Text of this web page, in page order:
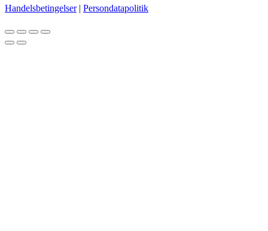
Handelsbetingelser| Persondatapolitik